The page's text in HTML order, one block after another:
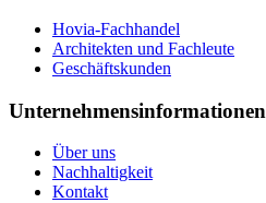
Hovia-Fachhandel
Architekten und Fachleute
Geschäftskunden
Unternehmensinformationen
Über uns
Nachhaltigkeit
Kontakt